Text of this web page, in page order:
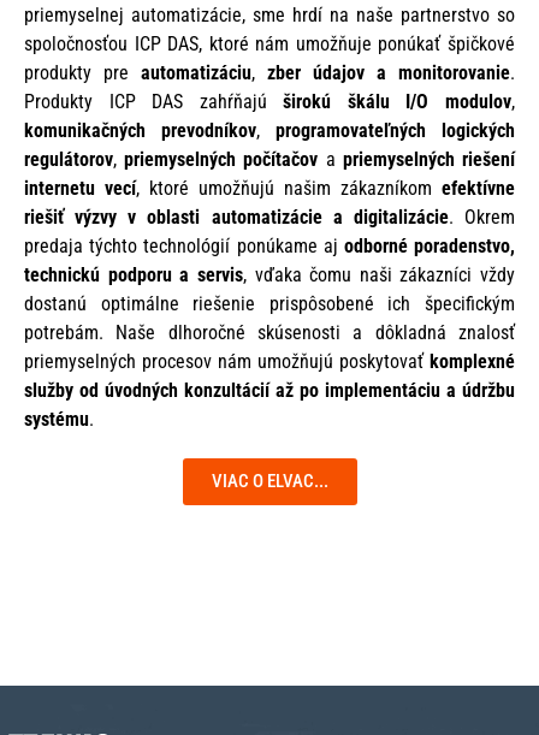
priemyselnej automatizácie, sme hrdí na naše partnerstvo so
spoločnosťou ICP DAS, ktoré nám umožňuje ponúkať špičkové
produkty pre automatizáciu, zber údajov a monitorovanie.
Produkty ICP DAS zahŕňajúširokú škálu I/O modulov,
komunikačných prevodníkov, programovateľných logických
regulátorov,priemyselných počítačov a priemyselných riešení
internetu vecí, ktoré umožňujú našim zákazníkom efektívne
riešiť výzvy v oblasti automatizácie a digitalizácie. Okrem
predaja týchto technológií ponúkame aj odborné poradenstvo,
technickú podporu a servis, vďaka čomu naši zákazníci vždy
dostanú optimálne riešenie prispôsobené ich špecifickým
potrebám. Naše dlhoročné skúsenosti a dôkladná znalosť
priemyselných procesov nám umožňujú poskytovať komplexné
služby od úvodných konzultácií až po implementáciu a údržbu
systému.
VIAC O ELVAC...